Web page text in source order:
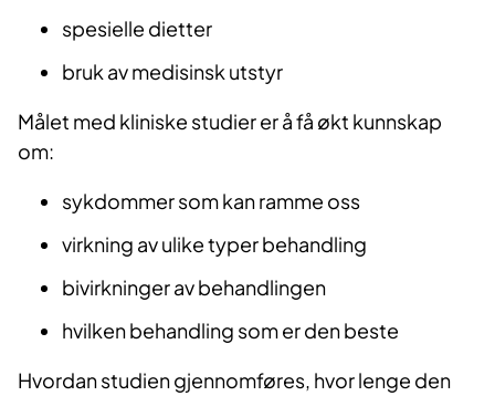
spesielle dietter
bruk av medisinsk utstyr
Målet med kliniske studier er å få økt kunnskap
om:
sykdommer som kan ramme oss
virkning av ulike typer behandling
bivirkninger av behandlingen
hvilken behandling som er den beste
Hvordan studien gjennomføres, hvor lenge den